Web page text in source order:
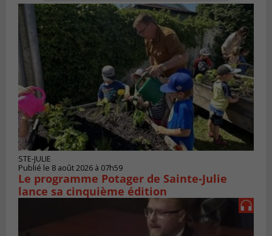
STE-JULIE
Publié le 8 août 2026 à 07h59
Le programme Potager de Sainte-Julie
lance sa cinquième édition